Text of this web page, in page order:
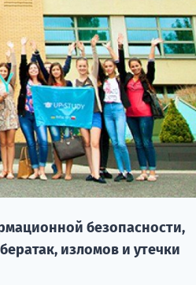
безопасности,
изломов и утечки